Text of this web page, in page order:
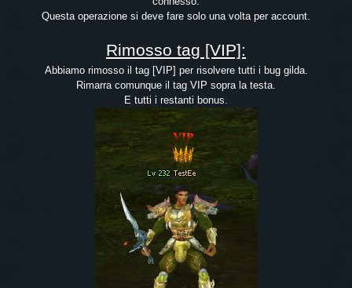
Questa operazione si deve fare solo una volta per account.
Rimosso tag [VIP]:
Abbiamo rimosso il tag [VIP] per risolvere tutti i bug gilda.
Rimarra comunque il tag VIP sopra la testa.
E tutti i restanti bonus.